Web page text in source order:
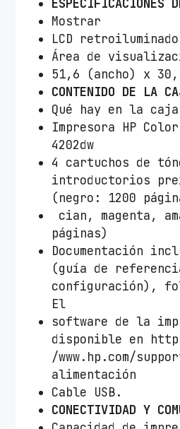
ESPECIFICACIONES
Mostrar
LCD
Área de
51,6 (ancho) x
CONTENIDO DE LA
Qué hay en la caja
Impresora HP
4202dw
4 cartuchos de
introductorios
(negro: 1200
cian, magenta,
páginas)
Documentación
(guía de
configuración),
El
software de la
disponible en
/www.hp.com/
alimentación
Cable USB.
CONECTIVIDAD Y